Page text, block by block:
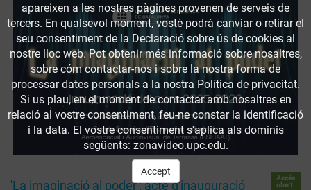
'La imaginació al poder': acte d'inauguració
Accés
obert
apareixen a les nostres pàgines provenen de serveis de
tercers. En qualsevol moment, vostè podrà canviar o retirar el
seu consentiment de la Declaració sobre ús de cookies al
nostre lloc web. Pot obtenir més informació sobre nosaltres,
sobre cóm contactar-nos i sobre la nostra forma de
processar dates personals a la nostra Política de privacitat.
Si us plau, en el moment de contactar amb nosaltres en
relació al vostre consentiment, feu-ne constar la identificació
i la data. El vostre consentiment s'aplica als dominis
següents: zonavideo.upc.edu.
Accept